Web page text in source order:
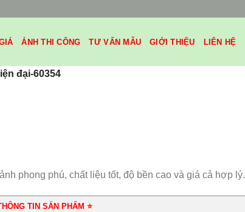
ẢNH THI CÔNG TƯ VẤN MẪU GIỚI THIỆU LIÊN HỆ
đại-60354
phong phú, chất liệu tốt, độ bền cao và giá cả hợp lý.
TIN SẢN PHẨM ⭐